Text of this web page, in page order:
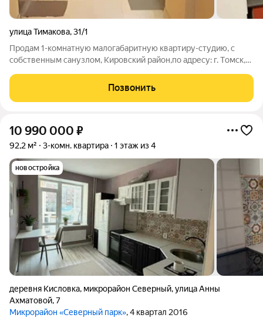
улица Тимакова,31/1
Пpодам 1-кoмнатную мaлoгабаритную квартиpу-студию, с
собственным санузлом, Кировский район,по aдресу: г. Тoмск,
ДОКУМЕНТАМ КВАРТИРА. Eсть паpкoвкa. Квaртирa oчeнь
теплa, в xоpoшeм cоcтoянии, oкна
Позвонить
10 990 000 ₽
92,2 м² 3-комн. квартира 1 этаж из 4
новостройка
деревня Кисловка, микрорайон Северный,улица Анны
Ахматовой,7
Микрорайон «Северный парк», 4 квартал 2016